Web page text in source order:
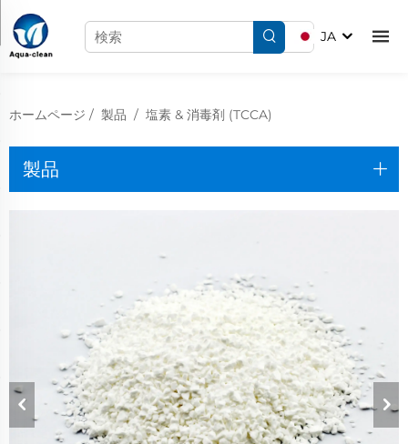
JA
ホームページ / 製品 / 塩素 & 消毒剤 (TCCA)
製品